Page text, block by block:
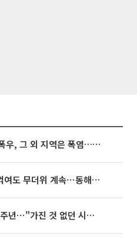
동해안은 시간당 80㎜ 폭우, 그 외 지역은 폭염…‘극과 극 날씨’
[내일 날씨] 폭염 한풀 꺾여도 무더위 계속⋯동해안 이틀 연속 비
임영웅, 어느덧 데뷔 10주년⋯"가진 것 없던 시절, 내 앞엔 20명의 팬뿐"